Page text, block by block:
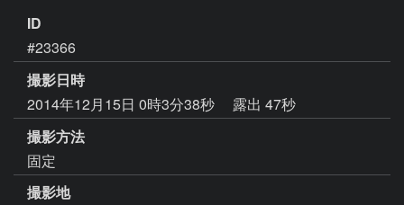
ID
#23366
撮影日時
2014年12月15日 0時3分38秒
露出 47秒
撮影方法
固定
撮影地